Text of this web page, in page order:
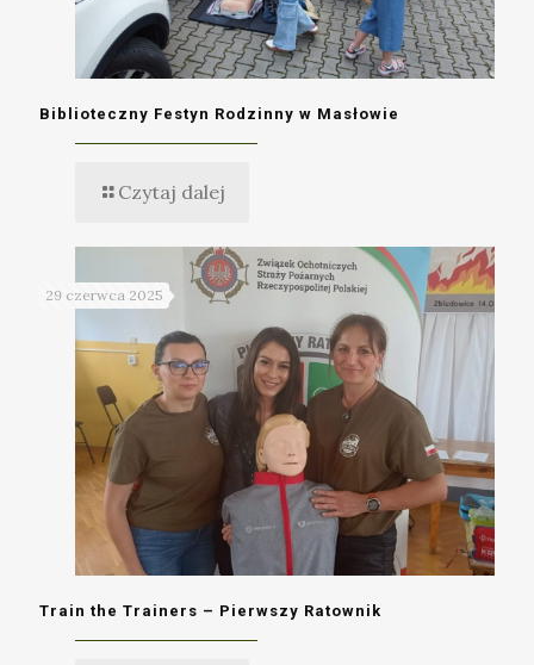
Biblioteczny Festyn Rodzinny w Masłowie
Czytaj dalej
29 czerwca 2025
Train the Trainers – Pierwszy Ratownik